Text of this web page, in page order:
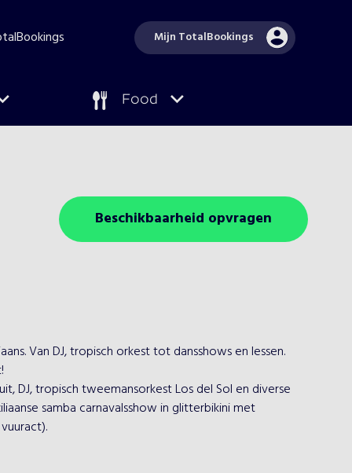
Mijn TotalBookings
Food
Beschikbaarheid opvragen
Van DJ, tropisch orkest tot dansshows en lessen.
DJ, tropisch tweemansorkest Los del Sol en diverse
samba carnavalsshow in glitterbikini met